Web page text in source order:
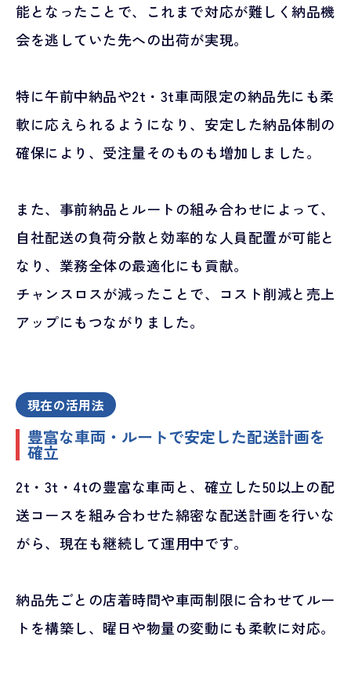
能となったことで、これまで対応が難しく納品機
会を逃していた先への出荷が実現。
特に午前中納品や2t・3t車両限定の納品先にも柔
軟に応えられるようになり、安定した納品体制の
確保により、受注量そのものも増加しました。
また、事前納品とルートの組み合わせによって、
自社配送の負荷分散と効率的な人員配置が可能と
なり、業務全体の最適化にも貢献。
チャンスロスが減ったことで、コスト削減と売上
アップにもつながりました。
現在の活用法
豊富な車両・ルートで安定した配送計画を
確立
2t・3t・4tの豊富な車両と、確立した50以上の配
送コースを組み合わせた綿密な配送計画を行いな
がら、現在も継続して運用中です。
納品先ごとの店着時間や車両制限に合わせてルー
トを構築し、曜日や物量の変動にも柔軟に対応。